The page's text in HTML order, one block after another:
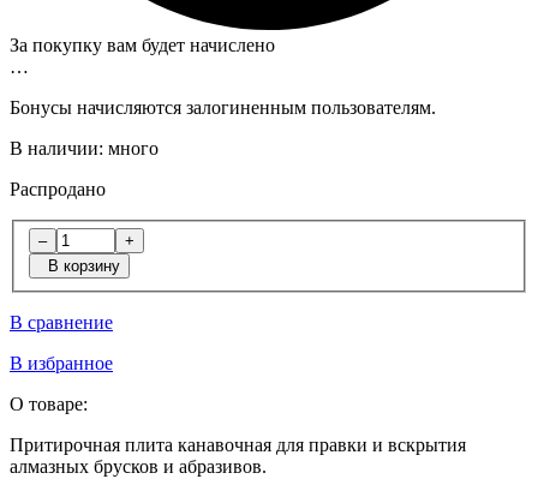
За покупку вам будет начислено
…
Бонусы начисляются залогиненным пользователям.
В наличии: много
Распродано
–
+
В корзину
В сравнение
В избранное
О товаре:
Притирочная плита канавочная для правки и вскрытия
алмазных брусков и абразивов.